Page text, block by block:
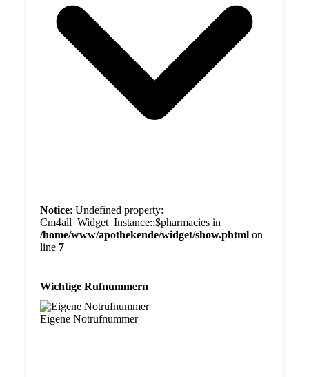
Notice: Undefined property:
Cm4all_Widget_Instance::$pharmacies in
/home/www/apothekende/widget/show.phtmlon
line 7
Wichtige Rufnummern
Eigene Notrufnummer